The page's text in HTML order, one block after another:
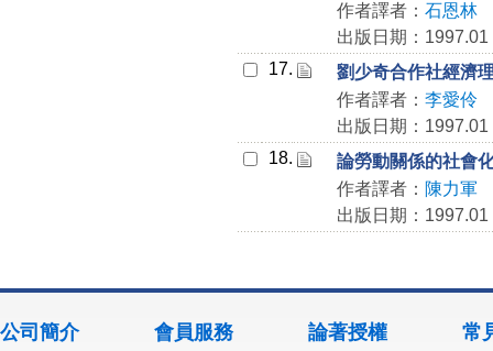
作者譯者： 石恩林
出版日期：1997.01
17.
劉少奇合作社經濟
作者譯者： 李愛伶
出版日期：1997.01
18.
論勞動關係的社會
作者譯者： 陳力軍
出版日期：1997.01
公司簡介 會員服務 論著授權 常